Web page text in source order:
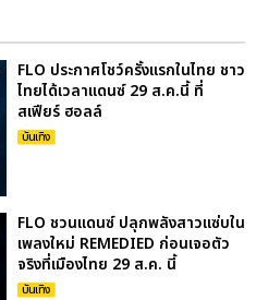
FLO ประกาศโชว์ครั้งแรกในไทย ชาว
ไทยได้เวลาแดนซ์ 29 ส.ค.นี้ ที่
สเฟียร์ ฮอลล์
บันเทิง
FLO ชวนแดนซ์ ปลุกพลังสาวแซ่บใน
เพลงใหม่ REMEDIED ก่อนเจอตัว
จริงที่เมืองไทย 29 ส.ค. นี้
บันเทิง